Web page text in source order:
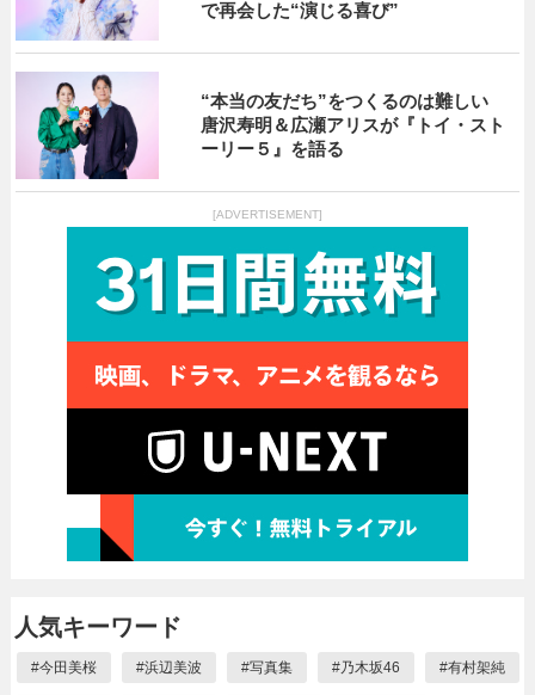
で再会した“演じる喜び”
“本当の友だち”をつくるのは難しい
唐沢寿明＆広瀬アリスが『トイ・スト
ーリー５』を語る
[ADVERTISEMENT]
人気キーワード
#今田美桜 #浜辺美波 #写真集 #乃木坂46 #有村架純